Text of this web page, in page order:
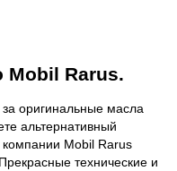
Mobil Rarus.
оригинальные масла
альтернативный
Mobil Rarus
технические и